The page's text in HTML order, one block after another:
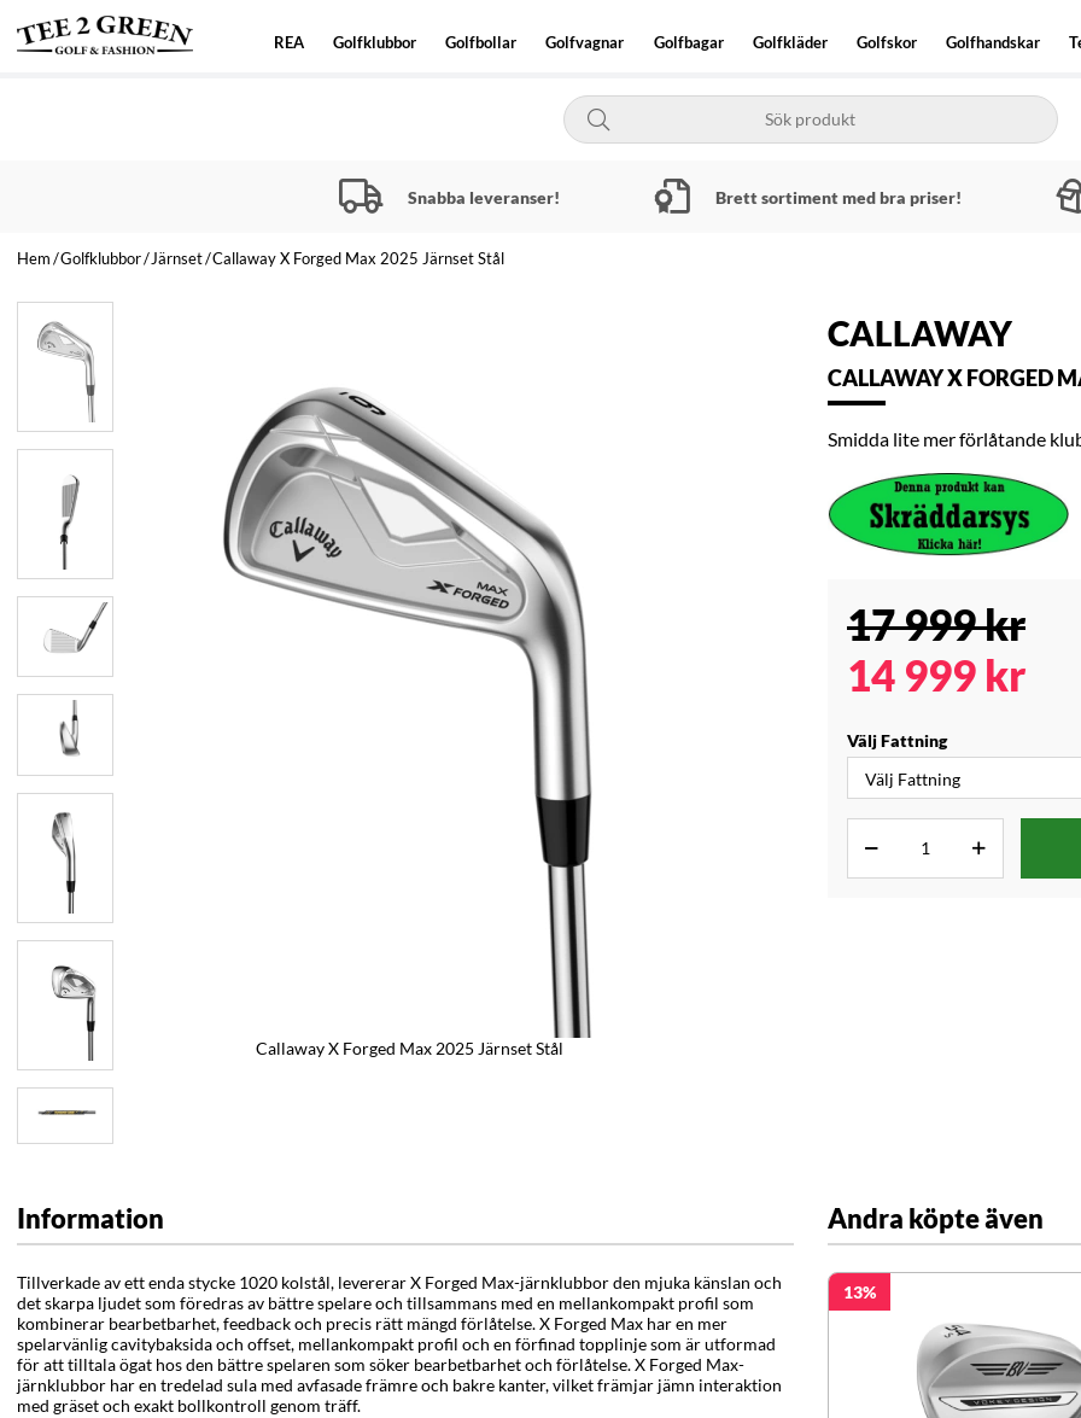
REA Golfklubbor Golfbollar Golfvagnar Golfbagar Golfkläder Golfskor Golfhandskar
Snabba leveranser! Brett sortiment med bra priser!
Hem Golfklubbor Järnset Callaway X Forged Max 2025 Järnset Stål
Callaway X Forged Max 2025 Järnset Stål
CALLAWAY
CALLAWAY X FORGED
Smidda lite mer förlåtande
17 999kr
14 999 kr
Välj Fattning
Information
Tillverkade av ett enda stycke 1020 kolstål, levererar X Forged Max-järnklubbor den mjuka känslan och
det skarpa ljudet som föredras av bättre spelare och tillsammans med en mellankompakt profil som
kombinerar bearbetbarhet, feedback och precis rätt mängd förlåtelse. X Forged Max har en mer
spelarvänlig cavitybaksida och offset, mellankompakt profil och en förfinad topplinje som är utformad
för att tilltala ögat hos den bättre spelaren som söker bearbetbarhet och förlåtelse.X Forged Max-
järnklubbor har en tredelad sula med avfasade främre och bakre kanter, vilket främjar jämn interaktion
med gräset och exakt bollkontroll genom träff.
Andra köpte även
13